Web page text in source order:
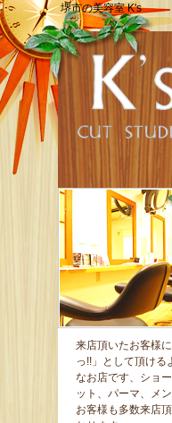
堺市の美容室 K's
来店頂いたお客様
っ!!」として頂ける
なお店です、ショ
ット、パーマ、メ
お客様も多数来店